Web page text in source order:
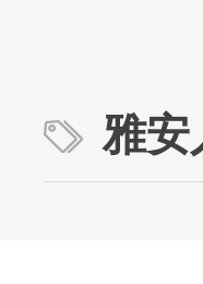
雅安